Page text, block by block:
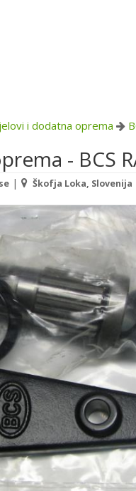
i dodatna oprema
- BCS
| Škofja Loka, Slovenija